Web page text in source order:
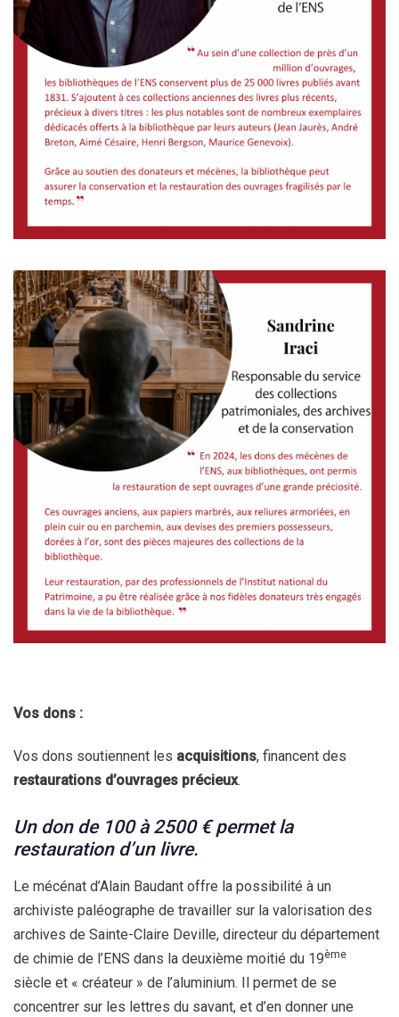
Vos dons :
Vos dons soutiennent les acquisitions, financent des
restaurations d’ouvrages précieux.
Un don de 100 à 2500 € permet la
restauration d’un livre.
Le mécénat d’Alain Baudant offre la possibilité à un
archiviste paléographe de travailler sur la valorisation des
archives de Sainte-Claire Deville, directeur du département
de chimie de l’ENS dans la deuxième moitié du 19ème
siècle et « créateur » de l’aluminium. Il permet de se
concentrer sur les lettres du savant, et d’en donner une